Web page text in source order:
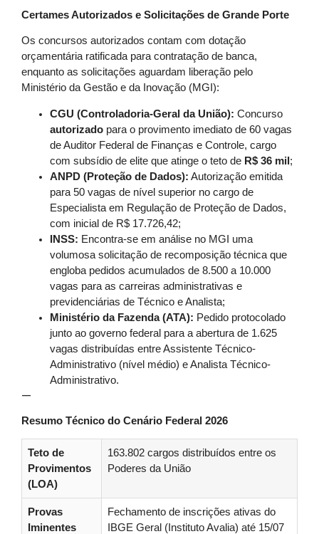
Certames Autorizados e Solicitações de Grande Porte
Os concursos autorizados contam com dotação
orçamentária ratificada para contratação de banca,
enquanto as solicitações aguardam liberação pelo
Ministério da Gestão e da Inovação (MGI):
CGU (Controladoria-Geral da União): Concurso
autorizado para o provimento imediato de 60 vagas
de Auditor Federal de Finanças e Controle, cargo
com subsídio de elite que atinge o teto de R$ 36 mil ;
ANPD (Proteção de Dados): Autorização emitida
para 50 vagas de nível superior no cargo de
Especialista em Regulação de Proteção de Dados,
com inicial de R$ 17.726,42;
INSS: Encontra-se em análise no MGI uma
volumosa solicitação de recomposição técnica que
engloba pedidos acumulados de 8.500 a 10.000
vagas para as carreiras administrativas e
previdenciárias de Técnico e Analista;
Ministério da Fazenda (ATA): Pedido protocolado
junto ao governo federal para a abertura de 1.625
vagas distribuídas entre Assistente Técnico-
Administrativo (nível médio) e Analista Técnico-
Administrativo.
—
Resumo Técnico do Cenário Federal 2026
Teto de
Provimentos
(LOA)
163.802 cargos distribuídos entre os
Poderes da União
Provas
Iminentes
Fechamento de inscrições ativas do
IBGE Geral (Instituto Avalia) até 15/07